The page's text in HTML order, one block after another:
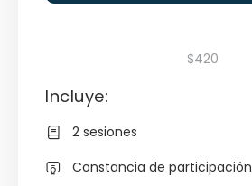
$420
Incluye:
2 sesiones
Constancia de participación